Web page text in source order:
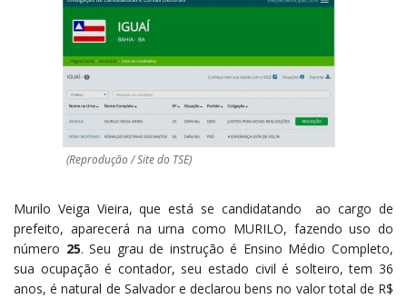
(Reprodução / Site do TSE)
Murilo Veiga Vieira, que está se candidatando ao cargo de
prefeito, aparecerá na urna como MURILO, fazendo uso do
número 25. Seu grau de instrução é Ensino Médio Completo,
sua ocupação é contador, seu estado civil é solteiro, tem 36
anos, é natural de Salvador e declarou bens no valor total de R$